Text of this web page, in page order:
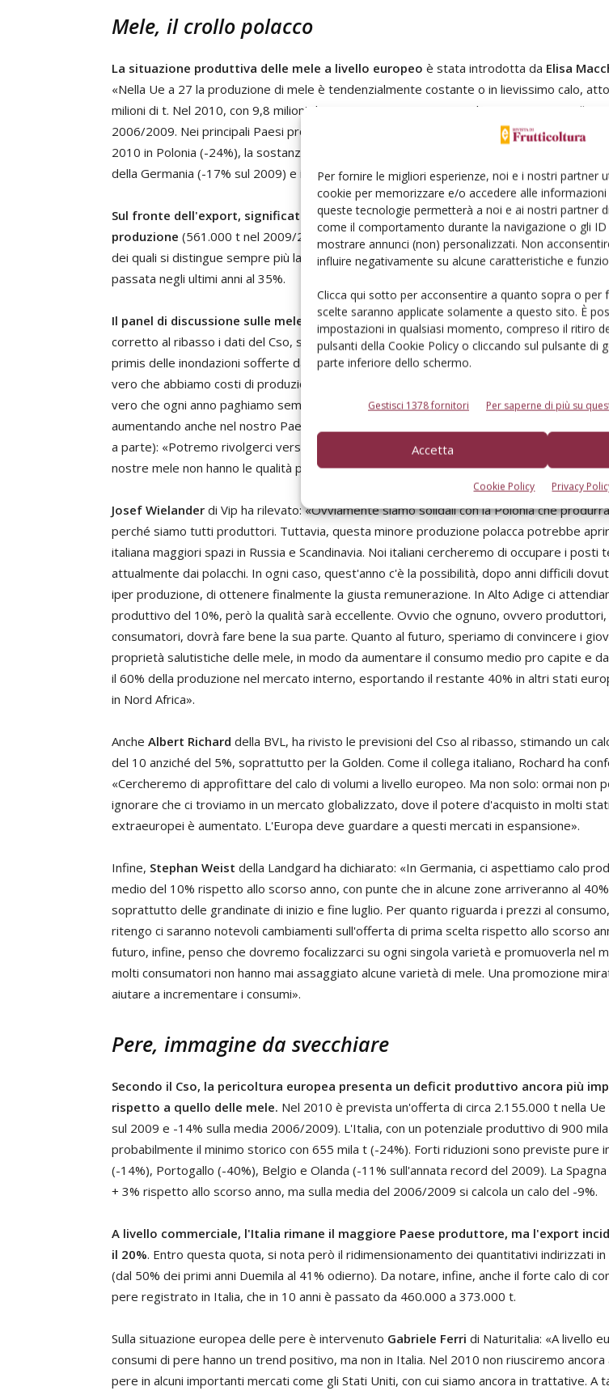
Per fornire le migliori esperienze, noi e i nostri partner
cookie per memorizzare e/o accedere alle
queste tecnologie permetterà a noi e ai nostri partner
come il comportamento durante la navigazione o gli
mostrare annunci (non) personalizzati. Non
influire negativamente su alcune caratteristiche e
Clicca qui sotto per acconsentire a quanto sopra o per
scelte saranno applicate solamente a questo sito. È
impostazioni in qualsiasi momento, compreso il ritiro
pulsanti della Cookie Policy o cliccando sul pulsante di
parte inferiore dello schermo.
Gestisci 1378 fornitori Per saperne di più su
Accetta
Cookie Policy Privacy
Mele, il crollo polacco
La situazione produttiva delle mele a livello europeo è stata introdotta da Elisa
«Nella Ue a 27 la produzione di mele è tendenzialmente costante o in lievissimo calo,
milioni di t. Nel 2010, con 9,8 milioni di t, marca un -11% rispetto al 2009 e un -7% sulla
2006/2009. Nei principali Paesi produttori, saltano all'occhio il nettissimo calo produttivo
2010 in Polonia (-24%), la sostanziale stabilità dell'Italia (-3% sul 2009), il forte
della Germania (-17% sul 2009) e il calo contenuto (-4%) della produzione francese.
Sul fronte dell'export, significativo il dato dell'Italia, che esporta il 30% della propria
produzione (561.000 t nel 2009/2010), con l'80% di questa quota assorbita dai Paesi Ue
dei quali si distingue sempre più la Germania, che da una dipendenza al 51% nei primi anni
passata negli ultimi anni al 35%.
Il panel di discussione sulle mele è stato aperto daDominik Woz´niakdella polacca
corretto al ribasso i dati del Cso, stimando un raccolto inferiore alle 1,9 milioni di t
primis delle inondazioni sofferte dalla Polonia in primavera. Riguardo ai costi Woz´niak ha
vero che abbiamo costi di produzione inferiori a Paesi come Italia, Francia e Germania, ma
vero che ogni anno paghiamo sempre più per pesticidi e altri trattamenti. Quindi i costi
aumentando anche nel nostro Paese». E sui possibili futuri mercati extraeuropei della
a parte): «Potremo rivolgerci verso il Nord Africa o il Medio Oriente, non oltre, dal
nostre mele non hanno le qualità per sopportare lunghi tragitti».
Josef Wielander di Vip ha rilevato: «Ovviamente siamo solidali con la Polonia che
perché siamo tutti produttori. Tuttavia, questa minore produzione polacca potrebbe
italiana maggiori spazi in Russia e Scandinavia. Noi italiani cercheremo di occupare i posti
attualmente dai polacchi. In ogni caso, quest'anno c'è la possibilità, dopo anni difficili
iper produzione, di ottenere finalmente la giusta remunerazione. In Alto Adige ci
produttivo del 10%, però la qualità sarà eccellente. Ovvio che ognuno, ovvero
consumatori, dovrà fare bene la sua parte. Quanto al futuro, speriamo di convincere i
proprietà salutistiche delle mele, in modo da aumentare il consumo medio pro capite e
il 60% della produzione nel mercato interno, esportando il restante 40% in altri stati
in Nord Africa».
Anche Albert Richard della BVL, ha rivisto le previsioni del Cso al ribasso, stimando un
del 10 anziché del 5%, soprattutto per la Golden. Come il collega italiano, Rochard ha
«Cercheremo di approfittare del calo di volumi a livello europeo. Ma non solo: ormai non
ignorare che ci troviamo in un mercato globalizzato, dove il potere d'acquisto in molti stati
extraeuropei è aumentato. L'Europa deve guardare a questi mercati in espansione».
Infine, Stephan Weist della Landgard ha dichiarato: «In Germania, ci aspettiamo calo
medio del 10% rispetto allo scorso anno, con punte che in alcune zone arriveranno al
soprattutto delle grandinate di inizio e fine luglio. Per quanto riguarda i prezzi al
ritengo ci saranno notevoli cambiamenti sull'offerta di prima scelta rispetto allo scorso
futuro, infine, penso che dovremo focalizzarci su ogni singola varietà e promuoverla nel
molti consumatori non hanno mai assaggiato alcune varietà di mele. Una promozione
aiutare a incrementare i consumi».
Pere, immagine da svecchiare
Secondo il Cso, la pericoltura europea presenta un deficit produttivo ancora più
rispetto a quello delle mele. Nel 2010 è prevista un'offerta di circa 2.155.000 t nella Ue
sul 2009 e -14% sulla media 2006/2009). L'Italia, con un potenziale produttivo di 900
probabilmente il minimo storico con 655 mila t (-24%). Forti riduzioni sono previste pure
(-14%), Portogallo (-40%), Belgio e Olanda (-11% sull'annata record del 2009). La
+ 3% rispetto allo scorso anno, ma sulla media del 2006/2009 si calcola un calo del -9%.
A livello commerciale, l'Italia rimane il maggiore Paese produttore, ma l'export
il 20%. Entro questa quota, si nota però il ridimensionamento dei quantitativi indirizzati in
(dal 50% dei primi anni Duemila al 41% odierno). Da notare, infine, anche il forte calo di
pere registrato in Italia, che in 10 anni è passato da 460.000 a 373.000 t.
Sulla situazione europea delle pere è intervenuto Gabriele Ferri di Naturitalia: «A livello
consumi di pere hanno un trend positivo, ma non in Italia. Nel 2010 non riusciremo
pere in alcuni importanti mercati come gli Stati Uniti, con cui siamo ancora in trattative. A